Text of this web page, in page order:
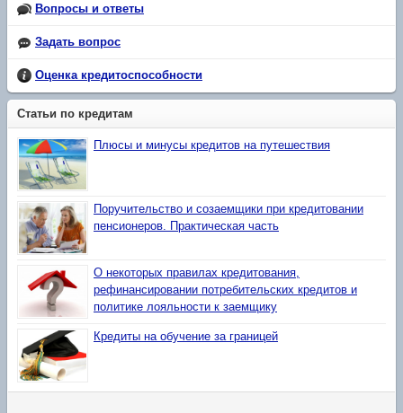
Вопросы и ответы
Задать вопрос
Оценка кредитоспособности
Статьи по кредитам
Плюсы и минусы кредитов на путешествия
Поручительство и созаемщики при кредитовании
пенсионеров. Практическая часть
О некоторых правилах кредитования,
рефинансировании потребительских кредитов и
политике лояльности к заемщику
Кредиты на обучение за границей